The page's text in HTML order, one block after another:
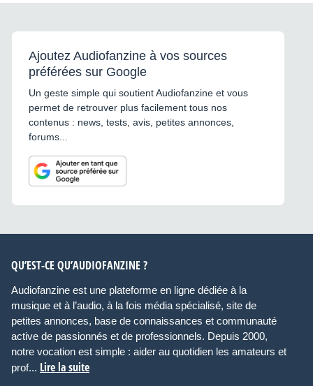
Ajoutez Audiofanzine à vos sources
préférées sur Google
Un geste simple qui soutient Audiofanzine et vous
permet de retrouver plus facilement tous nos
contenus : news, tests, avis, petites annonces,
forums...
QU’EST-CE QU’AUDIOFANZINE ?
Audiofanzine est une plateforme en ligne dédiée à la
musique et à l’audio, à la fois média spécialisé, site de
petites annonces, base de connaissances et communauté
active de passionnés et de professionnels. Depuis 2000,
notre vocation est simple : aider au quotidien les amateurs et
prof... Lire la suite